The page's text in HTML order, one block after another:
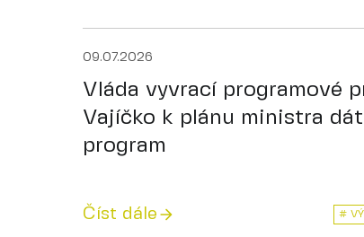
09.07.2026
Vláda vyvrací programové
Vajíčko k plánu ministra
program
Číst dále #